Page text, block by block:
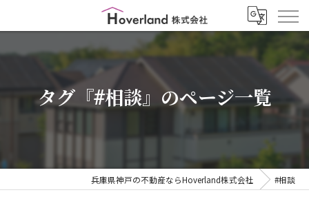
タグ『#相談』のページ一覧
兵庫県神戸の不動産ならHoverland株式会社 #相談